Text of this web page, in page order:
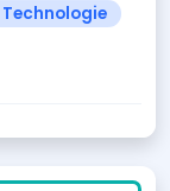
Technologie